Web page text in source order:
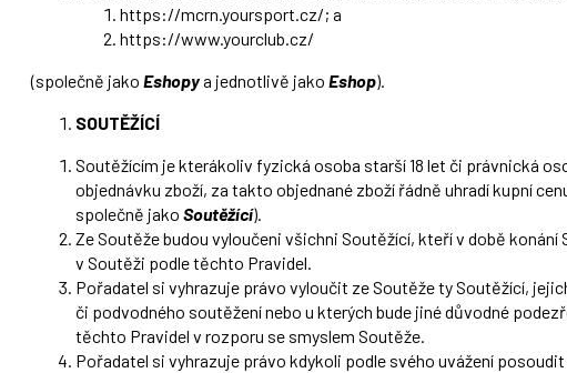
https://mcrn.yoursport.cz/; a
https://www.yourclub.cz/
(společně jako Eshopya jednotlivě jako Eshop).
SOUTĚŽÍCÍ
Soutěžícím je kterákoliv fyzická osoba starší 18 let či právnická
objednávku zboží, za takto objednané zboží řádně uhradí kupní
společně jako Soutěžící).
Ze Soutěže budou vyloučeni všichni Soutěžící, kteří v době
v Soutěži podle těchto Pravidel.
Pořadatel si vyhrazuje právo vyloučit ze Soutěže ty Soutěžící,
či podvodného soutěžení nebo u kterých bude jiné důvodné
těchto Pravidel v rozporu se smyslem Soutěže.
Pořadatel si vyhrazuje právo kdykoli podle svého uvážení